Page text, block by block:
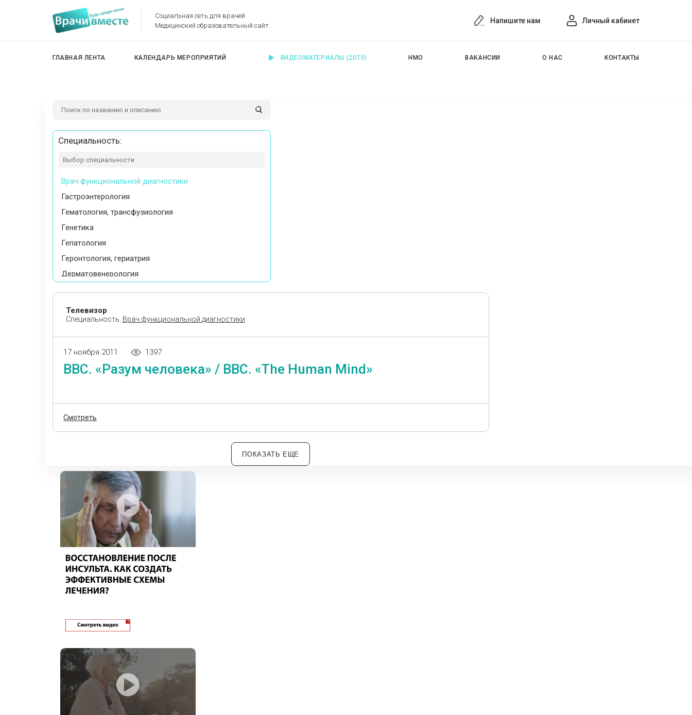
Социальная сеть для врачей
Медицинский образовательный сайт
Напишите нам Личный кабинет
ГЛАВНАЯ ЛЕНТА КАЛЕНДАРЬ МЕРОПРИЯТИЙ ВИДЕОМАТЕРИАЛЫ (2073) НМО ВАКАНСИИ О НАС КОНТАКТЫ
Специальность:
Все специальности
Врач общей практики
Врач функциональной диагностики
Гастроэнтерология
Гематология, трансфузиология
Генетика
Гепатология
Геронтология, гериатрия
Дерматовенерология
Диабетология
Диетология
Иммунология
Инфекционные болезни
Клиническая фармакология
Медсестра
Мероприятия
Наркология
Неврология
Неонатология
Онкология
Организатор здравоохранения
Офтальмология
Педиатрия
Провизор
Психиатрия
Психотерапия
Телевизор
Специальность: Врач функциональной диагностики
17 ноября 2011 1397
BBC. «Разум человека» / BBC. «The Human Mind»
Смотреть
ПОКАЗАТЬ ЕЩЕ